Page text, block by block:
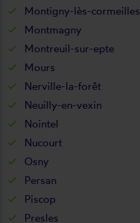
Montigny-lès-cormeilles
Montmagny
Montreuil-sur-epte
Mours
Nerville-la-forêt
Neuilly-en-vexin
Nointel
Nucourt
Osny
Persan
Piscop
Presles